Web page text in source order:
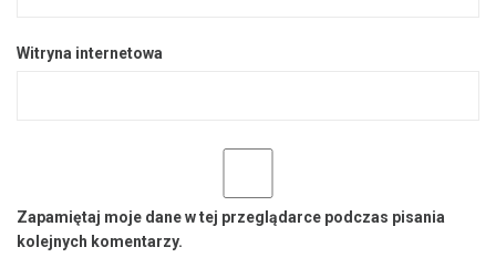
Witryna internetowa
Zapamiętaj moje dane w tej przeglądarce podczas pisania
kolejnych komentarzy.